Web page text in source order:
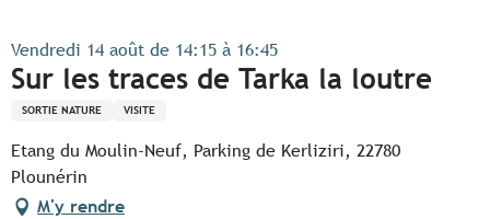
Vendredi 14 août de 14:15 à 16:45
Sur les traces de Tarka la loutre
SORTIE NATURE VISITE
Etang du Moulin-Neuf, Parking de Kerliziri, 22780
Plounérin
M'y rendre